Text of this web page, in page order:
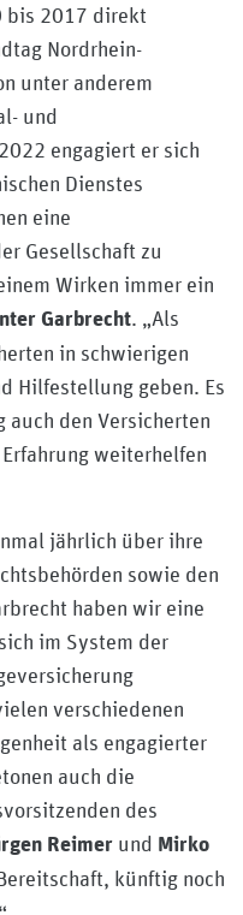
bis 2017 direkt
Nordrhein-
unter anderem
und
engagiert er sich
Dienstes
eine
Gesellschaft zu
Wirken immer ein
Garbrecht. „Als
in schwierigen
Hilfestellung geben. Es
den Versicherten
weiterhelfen
jährlich über ihre
sowie den
haben wir eine
im System der
verschiedenen
als engagierter
auch die
des
Reimer und Mirko
künftig noch